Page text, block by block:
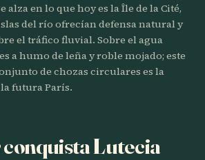
alza en lo que hoy es la Île de la Cité,
del río ofrecían defensa natural y
el tráfico fluvial. Sobre el agua
a humo de leña y roble mojado; este
de chozas circulares es la
futura París.
conquista Lutecia